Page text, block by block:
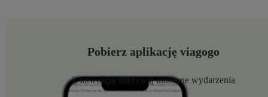
Pobierz aplikację viagogo
Z łatwością odkrywaj ulubione wydarzenia